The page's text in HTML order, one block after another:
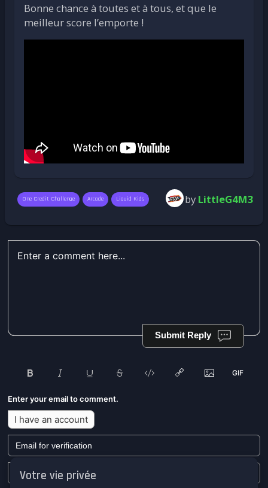
Votre vie privée
Bonne chance à toutes et à tous, et que le
meilleur score l’emporte !
One Credit Challenge Arcade Liquid Kids by LittleG4M3
Submit Reply
Enter your email to comment.
I have an account